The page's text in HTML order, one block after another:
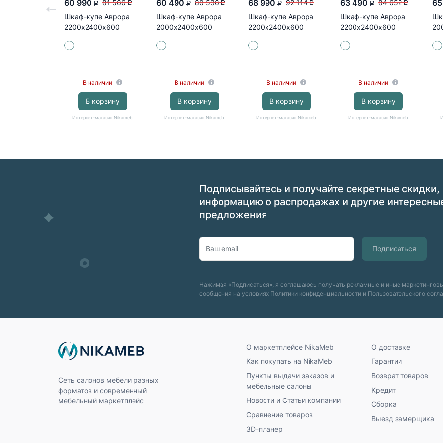
60 990 P 81 566 P
Шкаф-купе Аврора
2200х2400х600
белый)
В наличии
В корзину
Интернет-магазин Nikameb
60 490 P 80 536 P
Шкаф-купе Аврора
2000х2400х600
зеркало, белый)
В наличии
В корзину
Интернет-магазин Nikameb
68 990 P 92 114 P
Шкаф-купе Аврора
2200х2400х600
зеркало...
В наличии
В корзину
Интернет-магазин Nikameb
63 490 P 84 652 P
Шкаф-купе Аврора
2200х2400х600
зеркало, белый)
В наличии
В корзину
Интернет-магазин Nikameb
Подписывайтесь и получайте секретные скидки,
информацию о распродажах и другие
предложения
Нажимая «Подписаться», я соглашаюсь получать рекламные и иные
сообщения на условиях Политики конфиденциальности и Пользовательского
Сеть салонов мебели разных
форматов и современный
мебельный маркетплейс
О маркетплейсе NikaMeb
Как покупать на NikaMeb
Пункты выдачи заказов и
мебельные салоны
Новости и Статьи компании
Сравнение товаров
3D-планер
О доставке
Гарантии
Возврат товаров
Кредит
Сборка
Выезд замерщика